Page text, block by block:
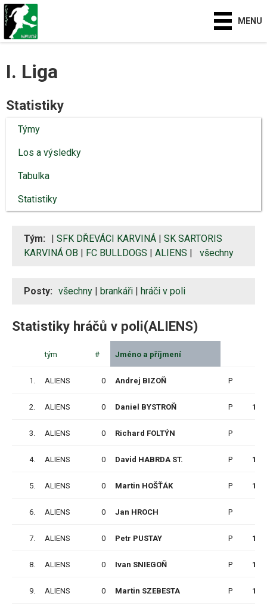
MENU
I. Liga
Statistiky
Týmy
Los a výsledky
Tabulka
Statistiky
Tým: SFK DŘEVÁCI KARVINÁ
SK SARTORIS
KARVINÁ OB
FC BULLDOGS ALIENS všechny
Posty: všechny brankáři hráči v poli
Statistiky hráčů v poli(ALIENS)
tým # Jméno a příjmení
1. ALIENS 0 Andrej BIZOŇ P
2. ALIENS 0 Daniel BYSTROŇ P 12
3. ALIENS 0 Richard FOLTÝN P
4. ALIENS 0 David HABRDA ST. P 12
5. ALIENS 0 Martin HOŠŤÁK P 10
6. ALIENS 0 Jan HROCH P
7. ALIENS 0 Petr PUSTAY P 12
8. ALIENS 0 Ivan SNIEGOŇ P 12
9. ALIENS 0 Martin SZEBESTA P 12